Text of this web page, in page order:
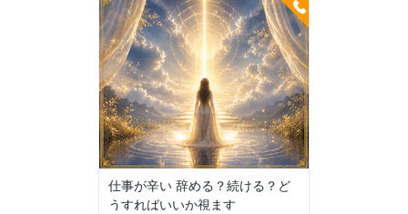
仕事が辛い 辞める？続ける？ど
うすればいいか視ます